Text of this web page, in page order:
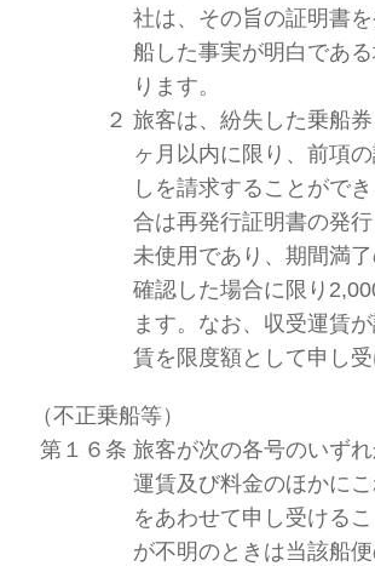
社は、その旨の証明書
船した事実が明白であ
ります。
２ 旅客は、紛失した乗船
ヶ月以内に限り、前項
しを請求することがで
合は再発行証明書の発
未使用であり、期間満
確認した場合に限り
ます。なお、収受運賃
賃を限度額として申し受
（不正乗船等）
第１６条 旅客が次の各号のいず
運賃及び料金のほかに
をあわせて申し受ける
が不明のときは当該船